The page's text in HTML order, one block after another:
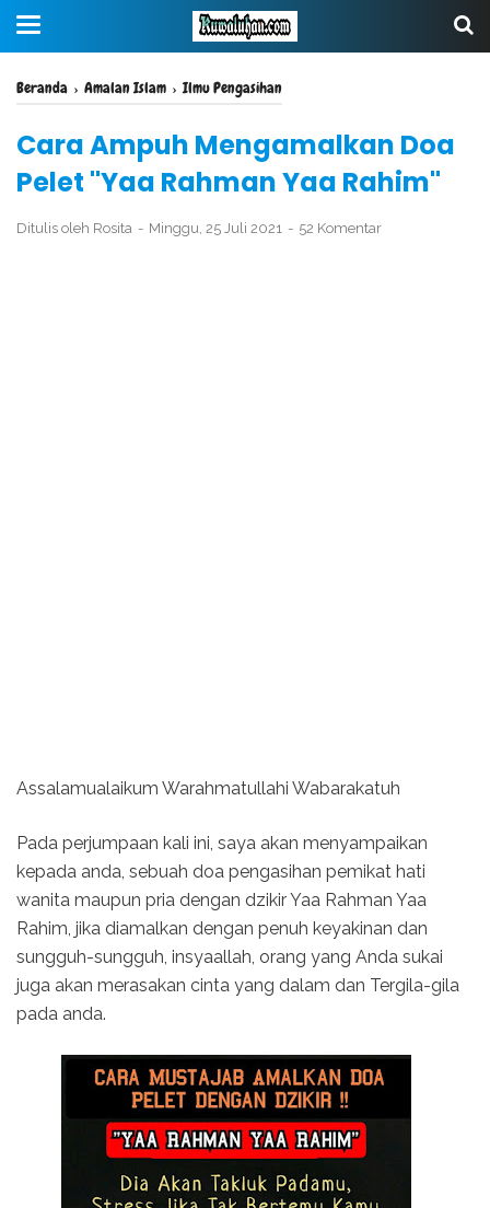
Beranda › Amalan Islam ›Ilmu Pengasihan
Cara Ampuh Mengamalkan Doa
Pelet "Yaa Rahman Yaa Rahim"
Ditulis oleh Rosita Minggu, 25 Juli 2021 52 Komentar
Assalamualaikum Warahmatullahi Wabarakatuh
Pada perjumpaan kali ini, saya akan menyampaikan
kepada anda, sebuah doa pengasihan pemikat hati
wanita maupun pria dengan dzikir Yaa Rahman Yaa
Rahim, jika diamalkan dengan penuh keyakinan dan
sungguh-sungguh, insyaallah, orang yang Anda sukai
juga akan merasakan cinta yang dalam dan Tergila-gila
pada anda.